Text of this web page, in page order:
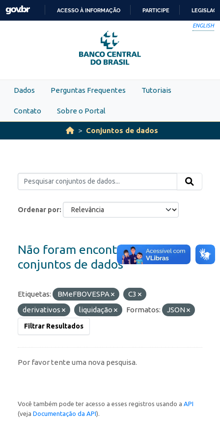
Skip to main content
PARA
O
CONTEÚDO
ACESSO À INFORMAÇÃO PARTICIPE
ENGLISH
Dados Perguntas Frequentes Tutoriais
Contato Sobre o Portal
Conjuntos de dados
Ordenar por
Não foram encontrados
conjuntos de dados
Etiquetas: BMeFBOVESPA
C3
derivativos
liquidação Formatos: JSON
Filtrar Resultados
Por favor tente uma nova pesquisa.
Você também pode ter acesso a esses registros usando a API
(veja Documentação da API).